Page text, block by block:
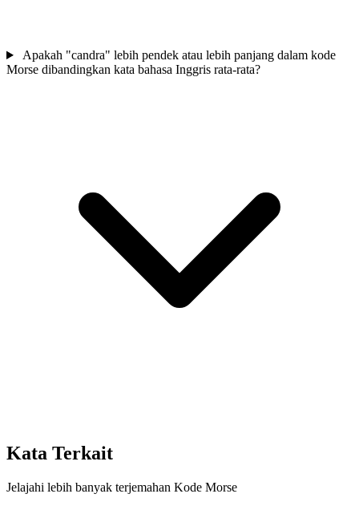
Apakah "candra" lebih pendek atau lebih panjang dalam kode
Morse dibandingkan kata bahasa Inggris rata-rata?
Kata Terkait
Jelajahi lebih banyak terjemahan Kode Morse